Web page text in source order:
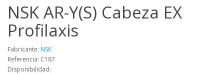
NSK AR-Y(S) Cabeza EX
Profilaxis
Fabricante: NSK
Referencia: C187
Disponibilidad: